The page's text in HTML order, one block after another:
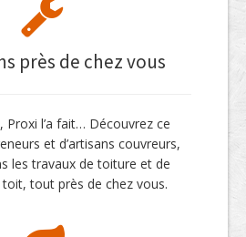
près de chez vous
Proxi l’a fait… Découvrez ce
et d’artisans couvreurs,
les travaux de toiture et de
tout près de chez vous.